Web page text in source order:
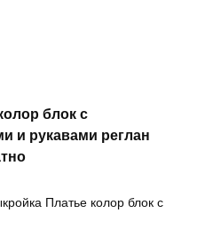
блок с
и рукавами реглан
Платье колор блок с